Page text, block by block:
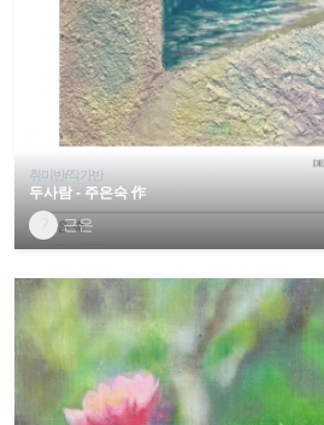
취미반/작가반
두사람 - 주은숙 作
근은